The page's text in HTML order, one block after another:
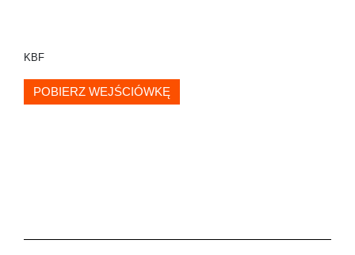
KBF
POBIERZ WEJŚCIÓWKĘ